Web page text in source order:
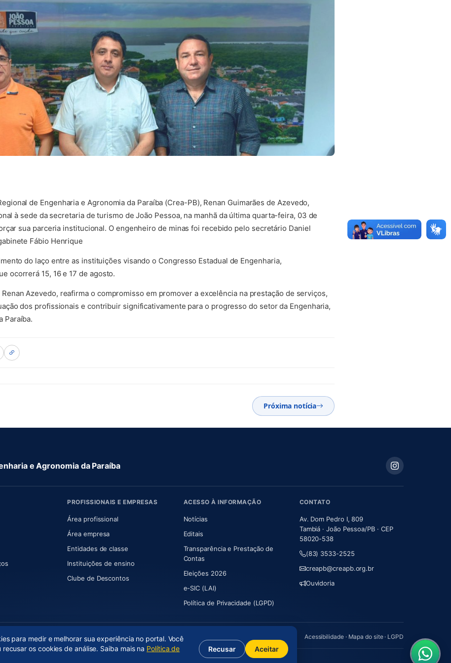
de Engenharia e Agronomia da Paraíba (Crea-PB), Renan Guimarães de Azevedo,
à sede da secretaria de turismo de João Pessoa, na manhã da última quarta-feira, 03 de
sua parceria institucional. O engenheiro de minas foi recebido pelo secretário Daniel
Fábio Henrique
do laço entre as instituições visando o Congresso Estadual de Engenharia,
ocorrerá 15, 16 e 17 de agosto.
Azevedo, reafirma o compromisso em promover a excelência na prestação de serviços,
dos profissionais e contribuir significativamente para o progresso do setor da Engenharia,
Paraíba.
Próxima notícia
e Agronomia da Paraíba
nova aba)
aba)
PROFISSIONAIS E EMPRESAS
Área profissional
Área empresa
Entidades de classe
Instituições de ensino
Clube de Descontos
ACESSO À INFORMAÇÃO
Notícias
Editais
Transparência e Prestação de
Contas
Eleições 2026
e-SIC (LAI)
Política de Privacidade (LGPD)
CONTATO
Av. Dom Pedro I, 809
Tambiá · João Pessoa/PB · CEP
58020-538
(83) 3533-2525
creapb@creapb.org.br
Ouvidoria
Acessibilidade· Mapa do site· LGPD
(abre em nova aba)
para medir e melhorar sua experiência no portal. Você
os cookies de análise. Saiba mais na Política de
Recusar Aceitar